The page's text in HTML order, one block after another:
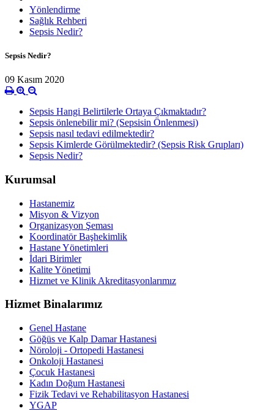
Yönlendirme
Sağlık Rehberi
Sepsis Nedir?
Sepsis Nedir?
09 Kasım 2020
Sepsis Hangi Belirtilerle Ortaya Çıkmaktadır?
Sepsis önlenebilir mi? (Sepsisin Önlenmesi)
Sepsis nasıl tedavi edilmektedir?
Sepsis Kimlerde Görülmektedir? (Sepsis Risk Grupları)
Sepsis Nedir?
Kurumsal
Hastanemiz
Misyon & Vizyon
Organizasyon Şeması
Koordinatör Başhekimlik
Hastane Yönetimleri
İdari Birimler
Kalite Yönetimi
Hizmet ve Klinik Akreditasyonlarımız
Hizmet Binalarımız
Genel Hastane
Göğüs ve Kalp Damar Hastanesi
Nöroloji - Ortopedi Hastanesi
Onkoloji Hastanesi
Çocuk Hastanesi
Kadın Doğum Hastanesi
Fizik Tedavi ve Rehabilitasyon Hastanesi
YGAP